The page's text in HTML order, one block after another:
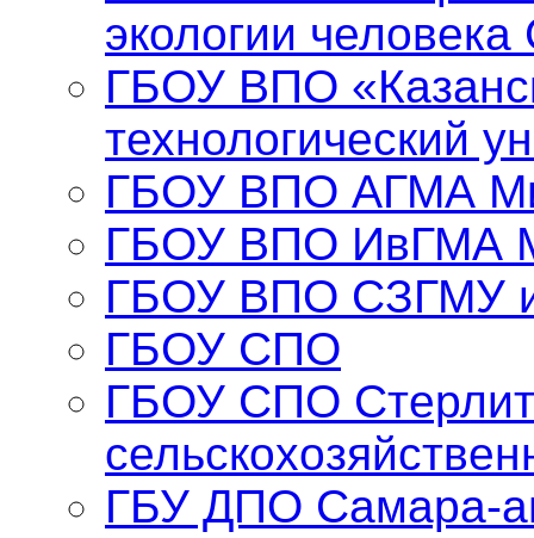
экологии
ГБОУ ВПО
технологический
ГБОУ ВПО АГМА
ГБОУ ВПО ИвГМА
ГБОУ ВПО СЗГМУ
ГБОУ СПО
ГБОУ СПО
ГБУ ДПО Самара-